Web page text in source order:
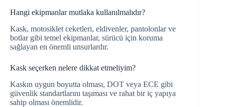
Hangi ekipmanlar mutlaka kullanılmalıdır?
Kask, motosiklet ceketleri, eldivenler, pantolonlar ve
botlar gibi temel ekipmanlar, sürücü için koruma
sağlayan en önemli unsurlardır.
Kask seçerken nelere dikkat etmeliyim?
Kaskın uygun boyutta olması, DOT veya ECE gibi
güvenlik standartlarını taşıması ve rahat bir iç yapıya
sahip olması önemlidir.